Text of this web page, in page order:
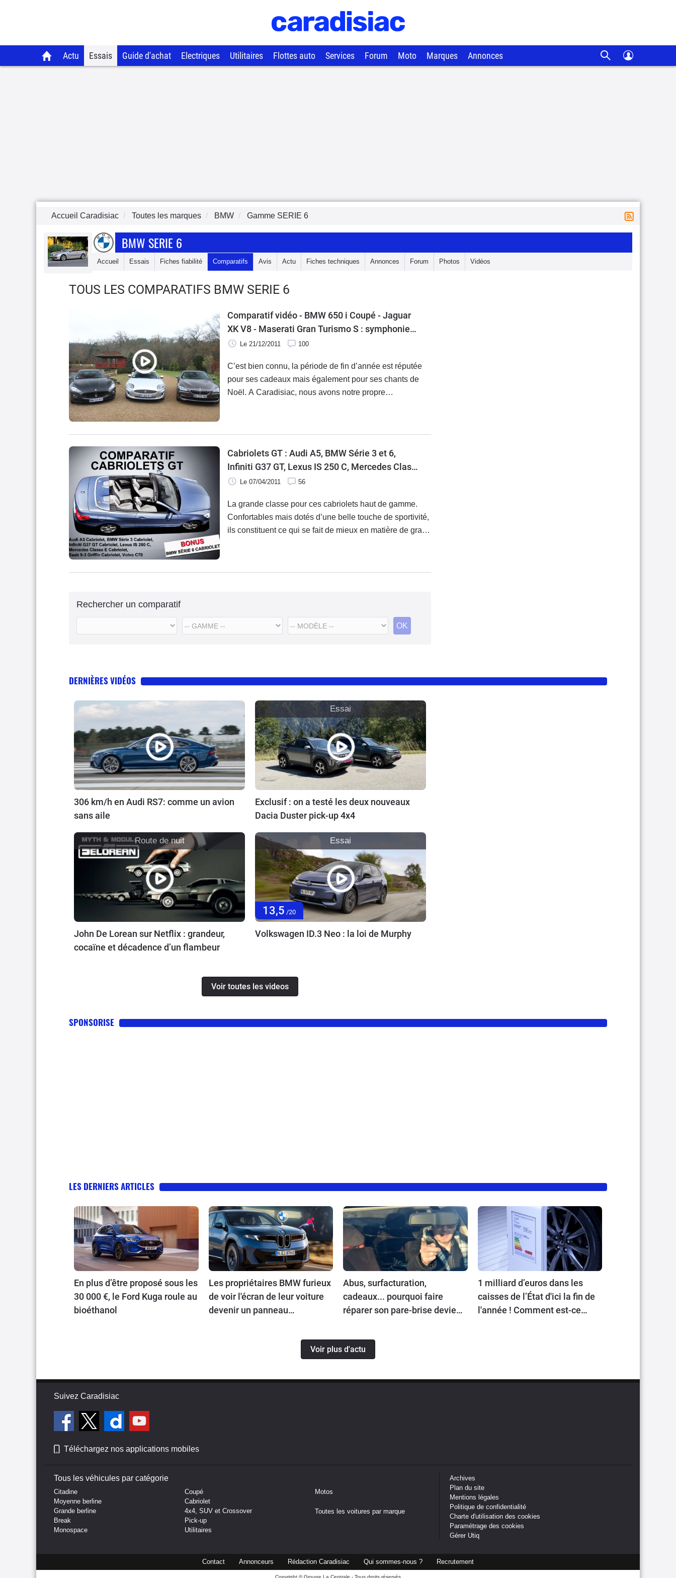
Actu Essais Guide d'achat Electriques Utilitaires Flottes auto Services Forum Moto Marques Annonces
Accueil Caradisiac Toutes les marques BMW Gamme SERIE 6
BMW SERIE 6
Accueil Essais Fiches fiabilité Comparatifs Avis Actu Fiches techniques Annonces Forum Photos Vidéos
TOUS LES COMPARATIFS BMW SERIE 6
Comparatif vidéo - BMW 650 i Coupé - Jaguar
XK V8 - Maserati Gran Turismo S : symphonie
en V8 majeur !
Le 21/12/2011 100
C’est bien connu, la période de fin d’année est réputée
pour ses cadeaux mais également pour ses chants de
Noël. A Caradisiac, nous avons notre propre
100 000 euros.
Cabriolets GT : Audi A5, BMW Série 3 et 6,
Infiniti G37 GT, Lexus IS 250 C, Mercedes Classe
E, Saab 9-3 Griffin, Volvo C70
Le 07/04/2011 56
La grande classe pour ces cabriolets haut de gamme.
Confortables mais dotés d’une belle touche de sportivité,
ils constituent ce qui se fait de mieux en matière de grand
Rechercher un comparatif
OK
DERNIÈRES VIDÉOS
306 km/h en Audi RS7: comme un avion
sans aile
Essai
Exclusif : on a testé les deux nouveaux
Dacia Duster pick-up 4x4
Route de nuit
John De Lorean sur Netflix : grandeur,
cocaïne et décadence d’un flambeur
Essai
13,5 /20
Volkswagen ID.3 Neo : la loi de Murphy
Voir toutes les videos
SPONSORISE
LES DERNIERS ARTICLES
En plus d’être proposé sous les
30 000 €, le Ford Kuga roule au
bioéthanol
Les propriétaires BMW furieux
de voir l'écran de leur voiture
devenir un panneau
Abus, surfacturation,
cadeaux... pourquoi faire
réparer son pare-brise devient
1 milliard d’euros dans les
caisses de l’État d'ici la fin de
l'année ! Comment est-ce
Voir plus d'actu
Suivez Caradisiac
Téléchargez nos applications mobiles
Tous les véhicules par catégorie
Citadine
Moyenne berline
Grande berline
Break
Monospace
Coupé
Cabriolet
4x4, SUV et Crossover
Pick-up
Utilitaires
Motos
Toutes les voitures par marque
Archives
Plan du site
Mentions légales
Politique de confidentialité
Charte d'utilisation des cookies
Paramétrage des cookies
Gérer Utiq
Contact Annonceurs Rédaction Caradisiac Qui sommes-nous ? Recrutement
Copyright © Groupe La Centrale - Tous droits réservés